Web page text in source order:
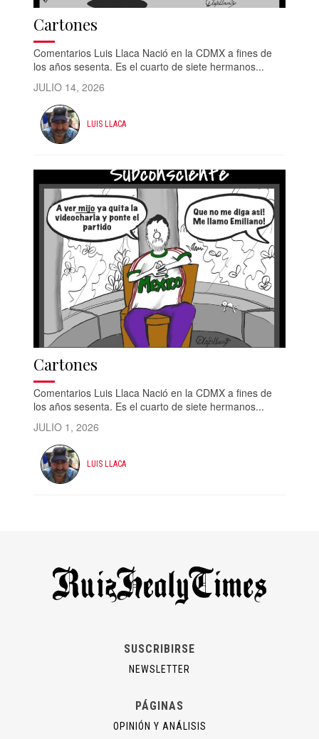
Cartones
Comentarios Luis Llaca Nació en la CDMX a fines de
los años sesenta. Es el cuarto de siete hermanos...
JULIO 14, 2026
LUIS LLACA
Cartones
Comentarios Luis Llaca Nació en la CDMX a fines de
los años sesenta. Es el cuarto de siete hermanos...
JULIO 1, 2026
LUIS LLACA
SUSCRIBIRSE
NEWSLETTER
PÁGINAS
OPINIÓN Y ANÁLISIS